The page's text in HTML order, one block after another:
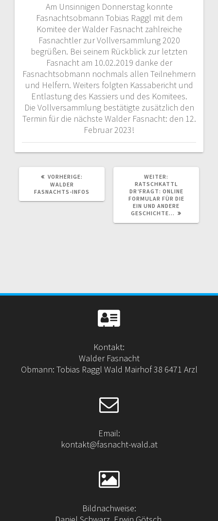
Am Unsinnigen Donnerstag konnte
Fasnachtsobmann Tobias Raggl mit dem
Komitee der Walder Fasnacht zahlreiche
Fasnachtler zur Vollversammlung 2020
begrüßen. Bei seinem Rückblick zur letzten
Fasnacht am 10.02.2019 danke der
Fasnachtsobmann nochmals allen Teilnehmern
und Helfern. Weiters folgten Kassabericht und
Entlastung des Kassiers und des Komitees.
Die Vollversammlung bestätigte zusätzlich den
Termin für die nächste Walder Fasnacht: den 12.
Februar 2023!
VORHERIGE:
WALDER
FASNACHTS-INFOS
WEITER:
BEITRAG:
RATSCHKATTL
DR’FRAGT: ONLINE
FORMULAR FÜR DIE
EIN UND ANDERE
GESCHICHTE…
Kontakt:
Walder Fasnacht
Obmann: Tobias Raggl Wald Mairhof 38 6471 Arzl
Email:
kontakt@fasnacht-wald.at
Bildnachweise: